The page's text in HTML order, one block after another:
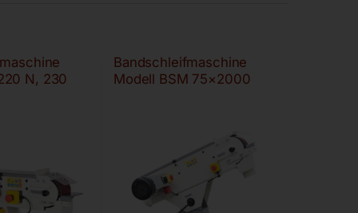
N, 230
Bandschleifmaschine
Modell BSM 75×2000